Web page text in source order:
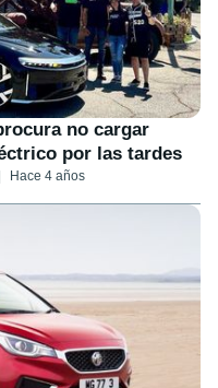
no cargar
por las tardes
Hace 4 años